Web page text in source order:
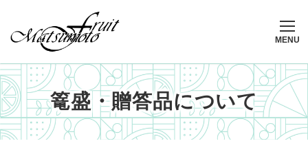
ン
コ
ン
テ
ン
ツ
へ
MENU
篭盛・贈答品について